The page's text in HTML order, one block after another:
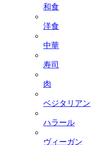
和食
洋食
中華
寿司
肉
ベジタリアン
ハラール
ヴィーガン